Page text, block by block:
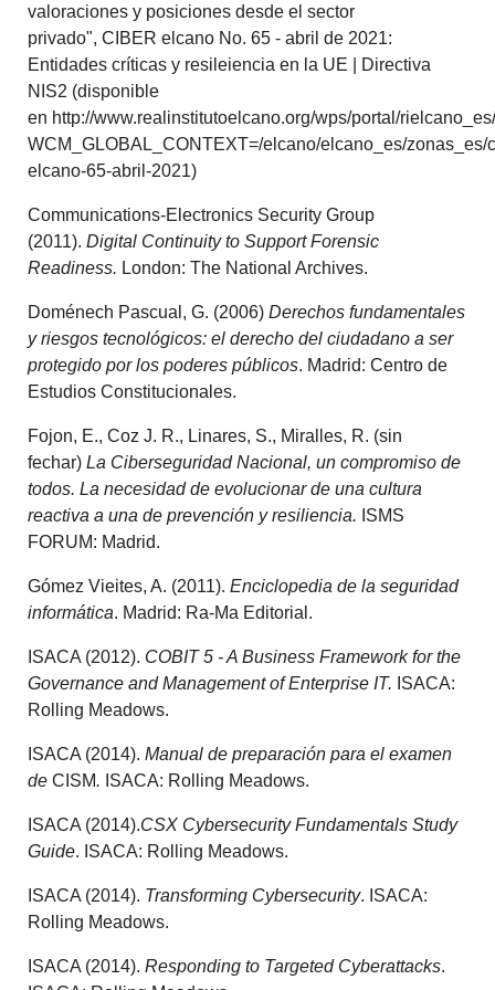
valoraciones y posiciones desde el sector
privado", CIBER elcano No. 65 - abril de 2021:
Entidades críticas y resileiencia en la UE | Directiva
NIS2 (disponible
en http://www.realinstitutoelcano.org/wps/portal/
WCM_GLOBAL_CONTEXT=/elcano/elcano_es/zonas_es/
elcano-65-abril-2021)
Communications-Electronics Security Group
(2011).Digital Continuity to Support Forensic
Readiness. London: The National Archives.
Doménech Pascual, G. (2006)Derechos fundamentales
y riesgos tecnológicos: el derecho del ciudadano a ser
protegido por los poderes públicos. Madrid: Centro de
Estudios Constitucionales.
Fojon, E., Coz J. R., Linares, S., Miralles, R. (sin
fechar)La Ciberseguridad Nacional, un compromiso de
todos. La necesidad de evolucionar de una cultura
reactiva a una de prevención y resiliencia. ISMS
FORUM: Madrid.
Gómez Vieites, A. (2011).Enciclopedia de la seguridad
informática. Madrid: Ra-Ma Editorial.
ISACA (2012). COBIT 5 - A Business Framework for the
Governance and Management of Enterprise IT. ISACA:
Rolling Meadows.
ISACA (2014). Manual de preparación para el examen
deCISM. ISACA: Rolling Meadows.
ISACA (2014).CSX Cybersecurity Fundamentals Study
Guide. ISACA: Rolling Meadows.
ISACA (2014). Transforming Cybersecurity. ISACA:
Rolling Meadows.
ISACA (2014).Responding to Targeted Cyberattacks.